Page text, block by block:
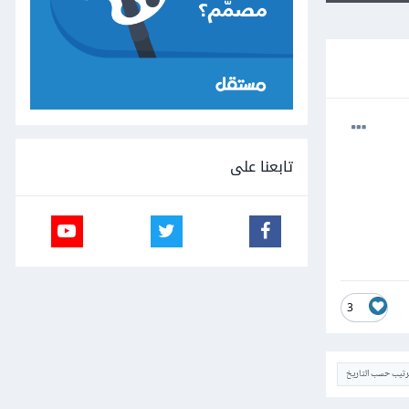
3
حسب التاريخ
تابعنا على